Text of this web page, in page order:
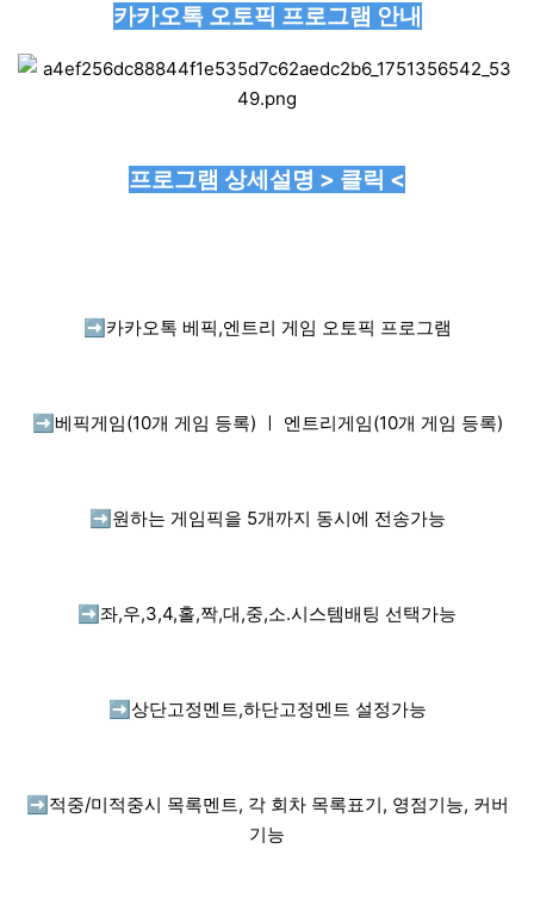
카카오톡 오토픽 프로그램 안내
프로그램 상세설명 > 클릭 <
➡️ 카카오톡 베픽,엔트리 게임 오토픽 프로그램
➡️ 베픽게임(10개 게임 등록) ㅣ 엔트리게임(10개 게임 등록)
➡️ 원하는 게임픽을 5개까지 동시에 전송가능
➡️ 좌,우,3,4,홀,짝,대,중,소.시스템배팅 선택가능
➡️ 상단고정멘트,하단고정멘트 설정가능
➡️ 적중/미적중시 목록멘트, 각 회차 목록표기, 영점기능, 커버
기능